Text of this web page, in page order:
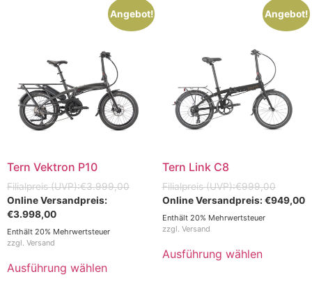
Angebot!
Tern Vektron P10
€3.999,00
€3.998,00
Enthält 20% Mehrwertsteuer
zzgl. Versand
Ausführung wählen
Angebot!
Tern Link C8
€999,00
€949,00
Enthält 20% Mehrwertsteuer
zzgl. Versand
Ausführung wählen